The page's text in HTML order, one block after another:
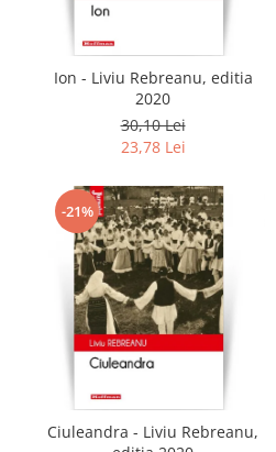
Ion - Liviu Rebreanu, editia
2020
30,10 Lei
23,78 Lei
-21%
Ciuleandra - Liviu Rebreanu,